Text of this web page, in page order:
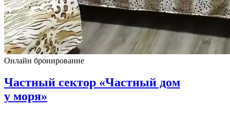
Онлайн бронирование
Частный сектор «Частный дом
у моря»